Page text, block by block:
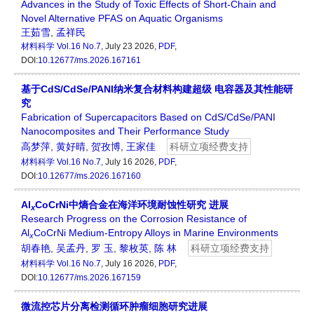
Advances in the Study of Toxic Effects of Short-Chain and
Novel Alternative PFAS on Aquatic Organisms
王茹雪 孟祥民
材料科学 Vol.16 No.7, July 23 2026, PDF,
DOI:10.12677/ms.2026.167161
基于CdS/CdSe/PANI纳米复合材料构建超级 电容器及其性能研
究
Fabrication of Supercapacitors Based on CdS/CdSe/PANI
Nanocomposites and Their Performance Study
高梦萍 黄好晴 贺孜博 王家佳 科研立项经费支持
材料科学 Vol.16 No.7, July 16 2026, PDF,
DOI:10.12677/ms.2026.167160
AlxCoCrNi中熵合金在海洋环境耐蚀性研究 进展
Research Progress on the Corrosion Resistance of
AlxCoCrNi Medium-Entropy Alloys in Marine Environments
胡春艳 吴孟丹 罗 玉 黎枚英 陈 林 科研立项经费支持
材料科学 Vol.16 No.7, July 16 2026, PDF,
DOI:10.12677/ms.2026.167159
微流控芯片分离检测循环肿瘤细胞研究进展